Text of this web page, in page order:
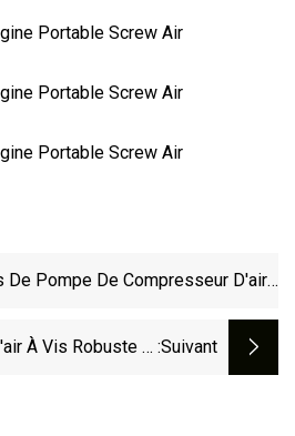
De Pompe De Compresseur D'air
D'air De Piston De
À Vis Robuste Et :suivant